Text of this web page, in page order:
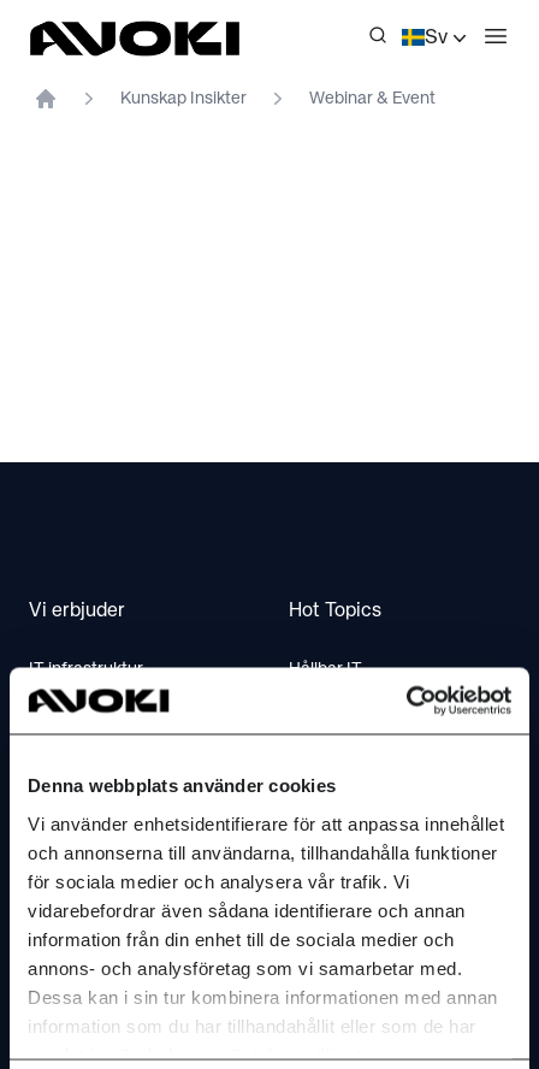
Denna webbplats använder cookies
Vi använder enhetsidentifierare för att anpassa innehållet
och annonserna till användarna, tillhandahålla funktioner
för sociala medier och analysera vår trafik. Vi
vidarebefordrar även sådana identifierare och annan
information från din enhet till de sociala medier och
annons- och analysföretag som vi samarbetar med.
Dessa kan i sin tur kombinera informationen med annan
information som du har tillhandahållit eller som de har
samlat in när du har använt deras tjänster.
Avoki Sv
Kunskap Insikter Webinar & Event
Vi erbjuder
IT infrastruktur
IT säkerhet
AI & insikter
Dokument
Mötesteknik
Telefoni & Contactcenter
Om Avoki
Hot Topics
Hållbar IT
Kontakta oss
Kontakta oss
Hitta till oss
Service & Support